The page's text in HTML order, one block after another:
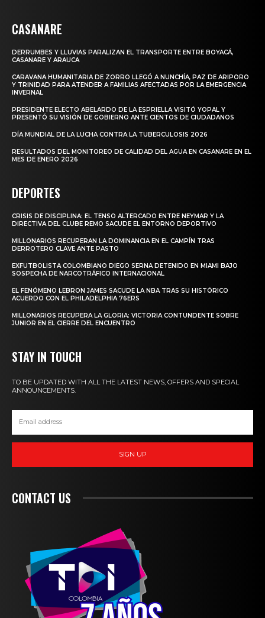
CASANARE
DERRUMBES Y LLUVIAS PARALIZAN EL TRANSPORTE ENTRE BOYACÁ,
CASANARE Y ARAUCA
CARAVANA HUMANITARIA DE ZORRO LLEGÓ A NUNCHÍA, PAZ DE ARIPORO
Y TRINIDAD PARA ATENDER A FAMILIAS AFECTADAS POR LA EMERGENCIA
INVERNAL
PRESIDENTE ELECTO ABELARDO DE LA ESPRIELLA VISITÓ YOPAL Y
PRESENTÓ SU VISIÓN DE GOBIERNO ANTE CIENTOS DE CIUDADANOS
DÍA MUNDIAL DE LA LUCHA CONTRA LA TUBERCULOSIS 2026
RESULTADOS DEL MONITOREO DE CALIDAD DEL AGUA EN CASANARE EN EL
MES DE ENERO 2026
DEPORTES
CRISIS DE DISCIPLINA: EL TENSO ALTERCADO ENTRE NEYMAR Y LA
DIRECTIVA DEL CLUBE REMO SACUDE EL ENTORNO DEPORTIVO
MILLONARIOS RECUPERAN LA DOMINANCIA EN EL CAMPÍN TRAS
DERROTERO CLAVE ANTE PASTO
EXFUTBOLISTA COLOMBIANO DIEGO SERNA DETENIDO EN MIAMI BAJO
SOSPECHA DE NARCOTRÁFICO INTERNACIONAL
EL FENÓMENO LEBRON JAMES SACUDE LA NBA TRAS SU HISTÓRICO
ACUERDO CON EL PHILADELPHIA 76ERS
MILLONARIOS RECUPERA LA GLORIA: VICTORIA CONTUNDENTE SOBRE
JUNIOR EN EL CIERRE DEL ENCUENTRO
STAY IN TOUCH
TO BE UPDATED WITH ALL THE LATEST NEWS, OFFERS AND SPECIAL
ANNOUNCEMENTS.
SIGN UP
CONTACT US